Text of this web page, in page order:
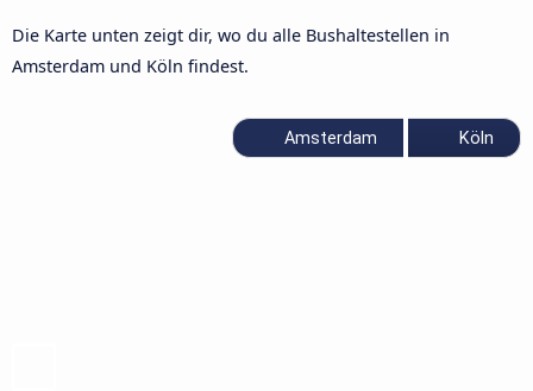
Die Karte unten zeigt dir, wo du alle Bushaltestellen in
Amsterdam und Köln findest.
Amsterdam Köln